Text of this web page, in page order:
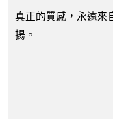
真正的質感，永遠來
揚。